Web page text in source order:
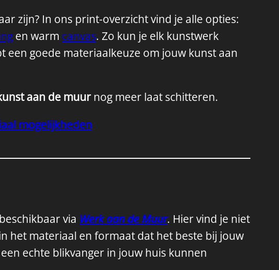
zijn? In ons print-overzicht vind je alle opties:
en warm canvas. Zo kun je elk kunstwerk
goede materiaalkeuze om jouw kunst aan
aan de muur nog meer laat schitteren.
mogelijkheden
via Werk aan de Muur. Hier vind je niet
het materiaal en formaat dat het beste bij jouw
echte blikvanger in jouw huis kunnen